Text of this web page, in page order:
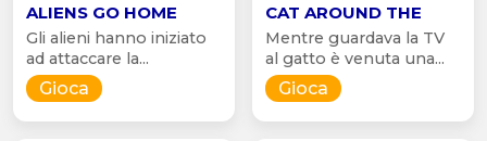
ALIENS GO HOME
Gli alieni hanno iniziato
ad attaccare la...
Gioca
CAT AROUND THE
Mentre guardava la TV
al gatto è venuta una...
Gioca